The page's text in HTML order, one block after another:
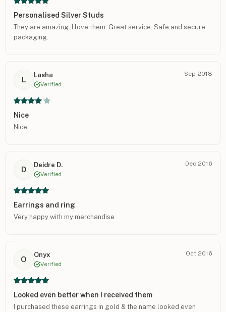
Personalised Silver Studs
They are amazing. I love them. Great service. Safe and secure
packaging.
L
Lasha
Verified
Sep 2018
Nice
Nice
D
Deidre D.
Verified
Dec 2016
Earrings and ring
Very happy with my merchandise
O
Onyx
Verified
Oct 2016
Looked even better when I received them
I purchased these earrings in gold & the name looked even